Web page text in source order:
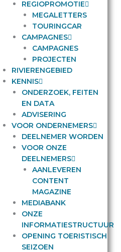
REGIOPROMOTIE
MEGALETTERS
TOURINGCAR
CAMPAGNES
CAMPAGNES
PROJECTEN
RIVIERENGEBIED
KENNIS
ONDERZOEK, FEITEN
EN DATA
ADVISERING
VOOR ONDERNEMERS
DEELNEMER WORDEN
VOOR ONZE
DEELNEMERS
AANLEVEREN
CONTENT
MAGAZINE
MEDIABANK
ONZE
INFORMATIESTRUCTUUR
OPENING TOERISTISCH
SEIZOEN